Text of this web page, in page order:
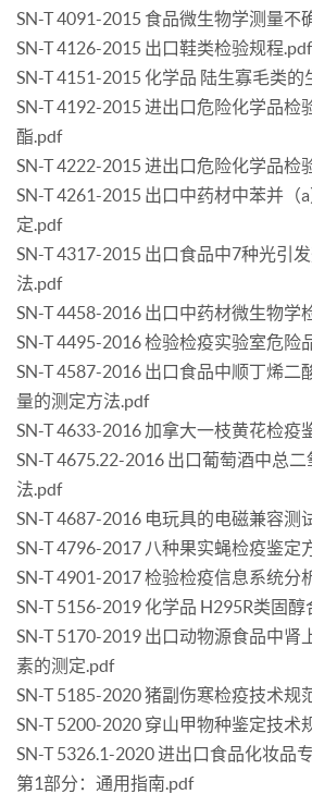
SN-T 4091-2015 食品微生物学测量不
SN-T 4126-2015 出口鞋类检验规程.pdf
SN-T 4151-2015 化学品 陆生寡毛类
SN-T 4192-2015 进出口危险化学品检
酯.pdf
SN-T 4222-2015 进出口危险化学品检
SN-T 4261-2015 出口中药材中苯并（
定.pdf
SN-T 4317-2015 出口食品中7种光引
法.pdf
SN-T 4458-2016 出口中药材微生物学
SN-T 4495-2016 检验检疫实验室危险
SN-T 4587-2016 出口食品中顺丁烯二
量的测定方法.pdf
SN-T 4633-2016 加拿大一枝黄花检疫
SN-T 4675.22-2016 出口葡萄酒中总
法.pdf
SN-T 4687-2016 电玩具的电磁兼容测
SN-T 4796-2017 八种果实蝇检疫鉴定
SN-T 4901-2017 检验检疫信息系统分
SN-T 5156-2019 化学品 H295R类固
SN-T 5170-2019 出口动物源食品中肾
素的测定.pdf
SN-T 5185-2020 猪副伤寒检疫技术规
SN-T 5200-2020 穿山甲物种鉴定技术
SN-T 5326.1-2020 进出口食品化妆品
第1部分：通用指南.pdf